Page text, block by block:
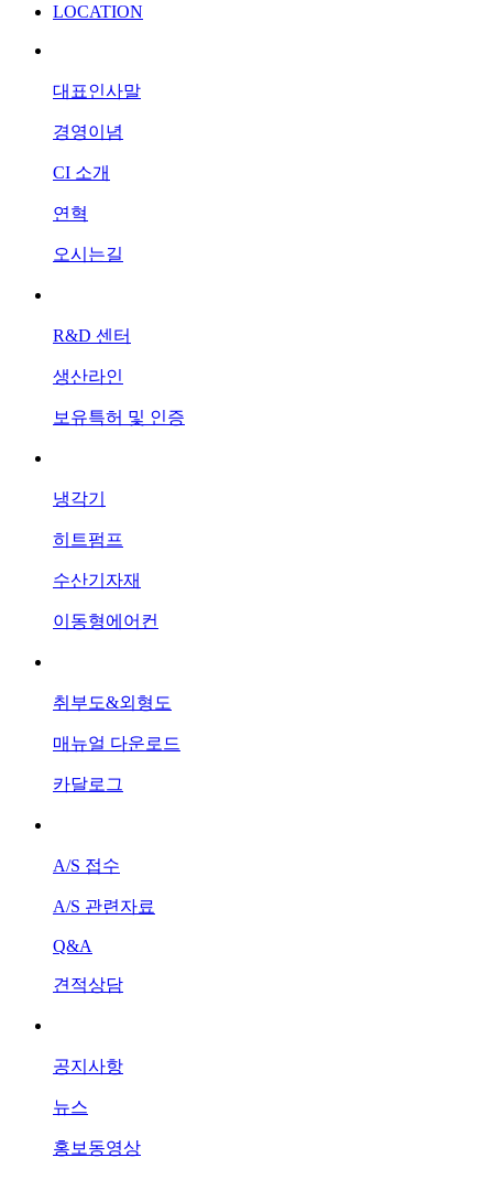
LOCATION
대표인사말
경영이념
CI 소개
연혁
오시는길
R&D 센터
생산라인
보유특허 및 인증
냉각기
히트펌프
수산기자재
이동형에어컨
취부도&외형도
매뉴얼 다운로드
카달로그
A/S 접수
A/S 관련자료
Q&A
견적상담
공지사항
뉴스
홍보동영상